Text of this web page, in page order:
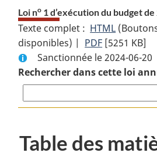
Loi no 1 d’exécution du budget de
Texte complet : HTML Texte
complet
:
Loi
no
1
budget
disponibles) | PDF Texte
complet
:
Loi
no
du
[5251 KB]
Sanctionnée le 2024-06-20
Rechercher dans cette loi
Table des